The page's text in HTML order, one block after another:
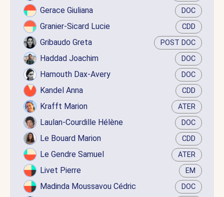
Gerace Giuliana DOC
Granier-Sicard Lucie CDD
Gribaudo Greta POST DOC
Haddad Joachim DOC
Hamouth Dax-Avery DOC
Kandel Anna CDD
Krafft Marion ATER
Laulan-Courdille Hélène DOC
Le Bouard Marion CDD
Le Gendre Samuel ATER
Livet Pierre EM
Madinda Moussavou Cédric DOC